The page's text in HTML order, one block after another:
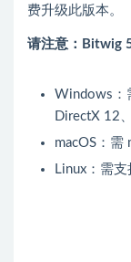
费升级此版本。
请注意：Bitwig
Windows：
DirectX 12
macOS：需
Linux：需